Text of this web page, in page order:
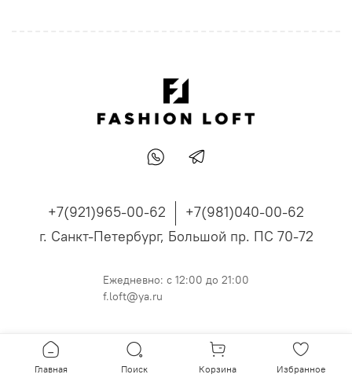
+7(921)965-00-62
+7(981)040-00-62
г. Санкт-Петербург, Большой пр. ПС 70-72
Ежедневно: с 12:00 до 21:00
f.loft@ya.ru
Главная Поиск Корзина Избранное